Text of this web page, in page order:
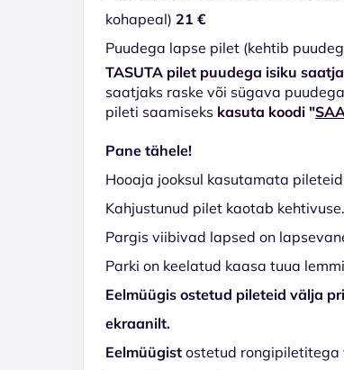
kohapeal) 21 €
Puudega lapse pilet (kehtib
TASUTA pilet puudega isiku
saatjaks raske või sügava
pileti saamiseks kasuta koodi "
Pane tähele!
Hooaja jooksul kasutamata
Kahjustunud pilet kaotab kehtivuse.
Pargis viibivad lapsed on
Parki on keelatud kaasa tuua
Eelmüügis ostetud pileteid välja
ekraanilt.
Eelmüügist ostetud rongipiletitega